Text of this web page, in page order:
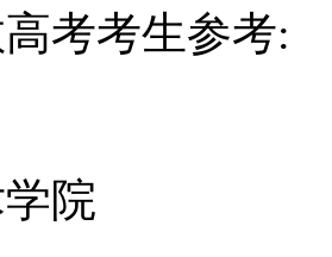
考考生参考:
院